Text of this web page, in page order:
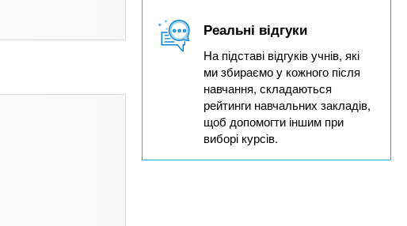
Реальні відгуки
На підставі відгуків учнів, які
ми збираємо у кожного після
навчання, складаються
рейтинги навчальних закладів,
щоб допомогти іншим при
виборі курсів.